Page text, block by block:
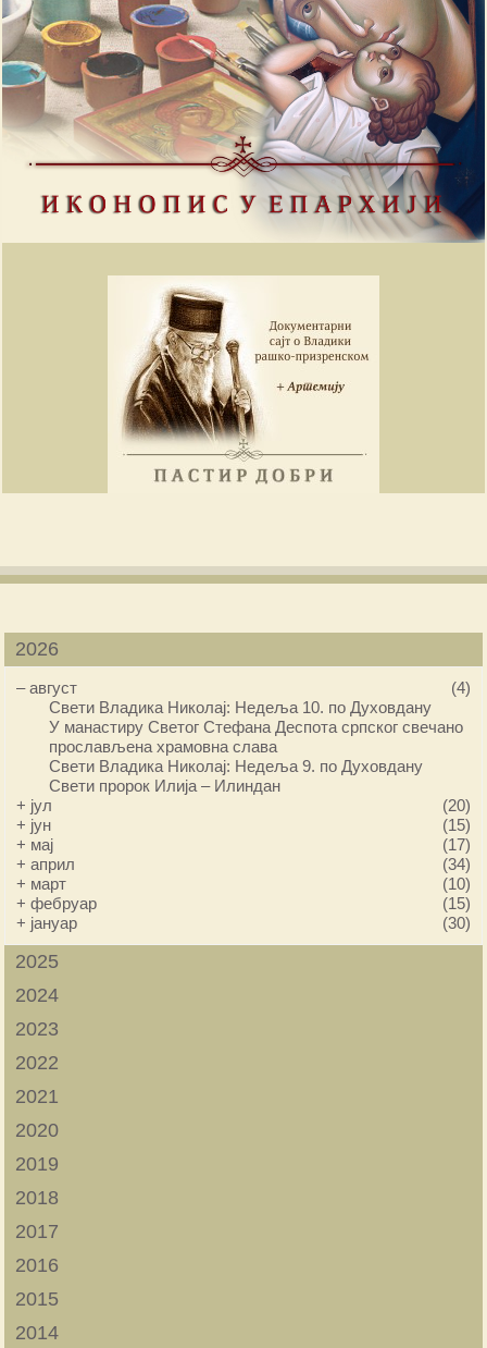
2026
–август
(4)
Свети Владика Николај: Недеља 10. по Духовдану
У манастиру Светог Стефана Деспота српског свечано
прослављена храмовна слава
Свети Владика Николај: Недеља 9. по Духовдану
Свети пророк Илија – Илиндан
+ јул
(20)
+ јун
(15)
+ мај
(17)
+април
(34)
+ март
(10)
+фебруар
(15)
+ јануар (30)
2025
2024
2023
2022
2021
2020
2019
2018
2017
2016
2015
2014